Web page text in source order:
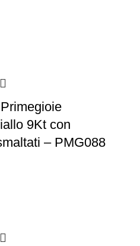
9Kt con
– PMG088